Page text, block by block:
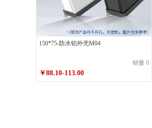
150*75-防水铝外壳M04
销量 0
￥88.10-113.00